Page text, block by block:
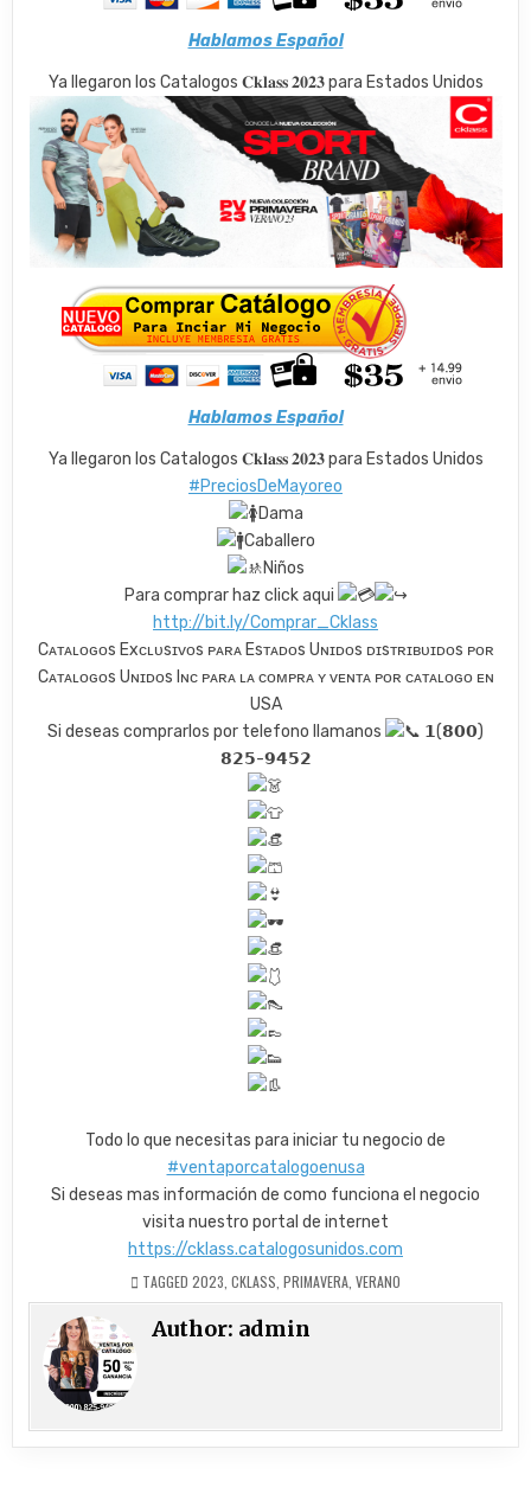
Hablamos Español
Ya llegaron los Catalogos 𝐂𝐤𝐥𝐚𝐬𝐬 𝟐𝟎𝟐𝟑 para Estados Unidos
Hablamos Español
Ya llegaron los Catalogos 𝐂𝐤𝐥𝐚𝐬𝐬 𝟐𝟎𝟐𝟑 para Estados Unidos
#PreciosDeMayoreo
Dama
Caballero
Niños
Para comprar haz click aqui
http://bit.ly/Comprar_Cklass
Cᴀᴛᴀʟᴏɢᴏs Exᴄʟᴜsɪᴠᴏs ᴘᴀʀᴀ Esᴛᴀᴅᴏs Uɴɪᴅᴏs ᴅɪsᴛʀɪʙᴜɪᴅᴏs ᴘᴏʀ
Cᴀᴛᴀʟᴏɢᴏs Uɴɪᴅᴏs Iɴᴄ ᴘᴀʀᴀ ʟᴀ ᴄᴏᴍᴘʀᴀ ʏ ᴠᴇɴᴛᴀ ᴘᴏʀ ᴄᴀᴛᴀʟᴏɢᴏ ᴇɴ
USA
Si deseas comprarlos por telefono llamanos
𝟭(𝟴𝟬𝟬)
𝟴𝟮𝟱-𝟵𝟰𝟱𝟮
Todo lo que necesitas para iniciar tu negocio de
#ventaporcatalogoenusa
Si deseas mas información de como funciona el negocio
visita nuestro portal de internet
https://cklass.catalogosunidos.com
TAGGED 2023 CKLASS PRIMAVERA VERANO
Author: admin